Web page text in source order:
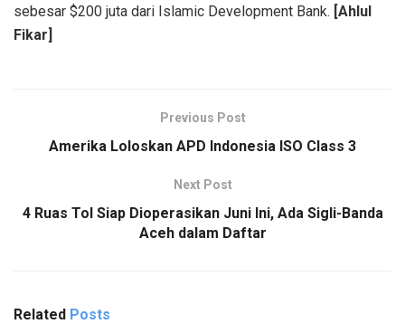
sebesar $200 juta dari Islamic Development Bank. [Ahlul
Fikar]
Previous Post
Amerika Loloskan APD Indonesia ISO Class 3
Next Post
4 Ruas Tol Siap Dioperasikan Juni Ini, Ada Sigli-Banda
Aceh dalam Daftar
Related Posts